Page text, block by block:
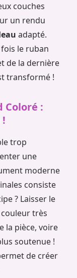
couches
un rendu
adapté.
le ruban
de la dernière
transformé !
Coloré :
trop
une
moderne
consiste
? Laisser le
très
la pièce, voire
soutenue !
de créer